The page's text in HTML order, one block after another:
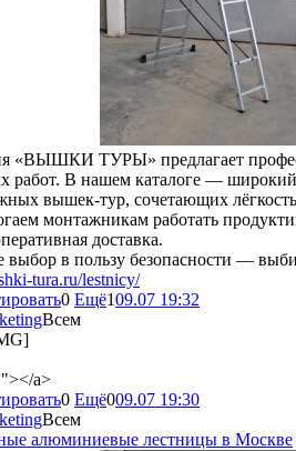
«ВЫШКИ ТУРЫ» предлагает
работ. В нашем каталоге —
вышек‑тур, сочетающих
монтажникам работать
доставка.
выбор в пользу безопасности —
tura.ru/lestnicy/
0 Ещё109.07 19:32
Всем
a>
0 Ещё009.07 19:30
Всем
алюминиевые лестницы в Москве